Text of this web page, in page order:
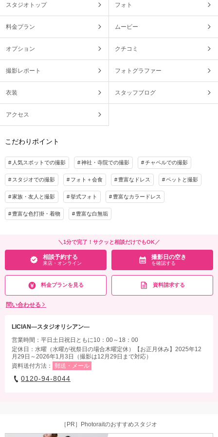
スタジオトップ フォト
料金プラン ムービー
オプション クチコミ
撮影レポート フォトグラファー
衣装 スタッフブログ
アクセス
こだわりポイント
人気スポットでの撮影 神社・寺院での撮影 チャペルでの撮影
スタジオでの撮影 フォト＋会食 豊富なドレス ペットと撮影
家族・友人と撮影 挙式フォト 豊富なカラードレス
豊富な色打掛・着物 豊富な白無垢
＼1分で完了！サクッと相談だけでもOK／
相談予約する
来店・オンライン
撮影日の空き
を確認する
料金プランを見る 資料請求する
問い合わせる
LICIAN―スタジオリシアン―
営業時間：平日土日祝日ともに10：00～18：00
定休日：水曜（水曜が祝祭日の場合木曜定休）【お正月休み】2025年12
月29日～2026年1月3日（撮影は12月29日まで対応）
資料送付方法：
郵送・メール
0120-94-8044
［PR］Photoraitのおすすめスタジオ